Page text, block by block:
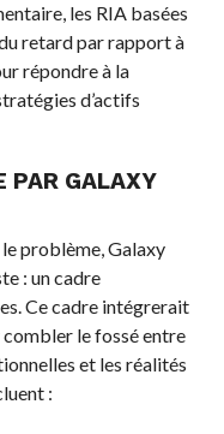
les RIA basées
retard par rapport à
répondre à la
d’actifs
PAR GALAXY
problème, Galaxy
: un cadre
Ce cadre intégrerait
le fossé entre
et les réalités
: